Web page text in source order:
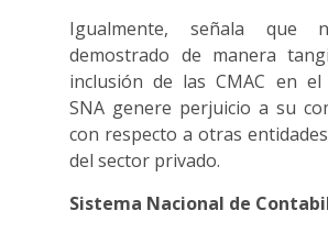
Igualmente, señala
demostrado de manera
inclusión de las CMAC en
SNA genere perjuicio a su
con respecto a otras
del sector privado.
Sistema Nacional de